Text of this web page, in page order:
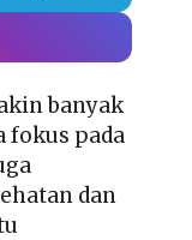
banyak
fokus pada
dan